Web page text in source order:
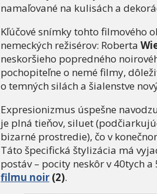
namaľované na kulisách a
Kľúčové snímky tohto filmového
nemeckých režisérov: Roberta
neskoršieho popredného
pochopiteľne o nemé filmy,
o temných silách a šialenstve
Expresionizmus úspešne
je plná tieňov, siluet
bizarné prostredie), čo v
Táto špecifická štylizácia má
postáv – pocity neskôr v 40tych
filmu noir (2).